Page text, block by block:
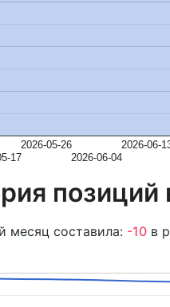
17
2026-05-26
2026-06-04
2026-06-
позиций
месяц составила: -10в